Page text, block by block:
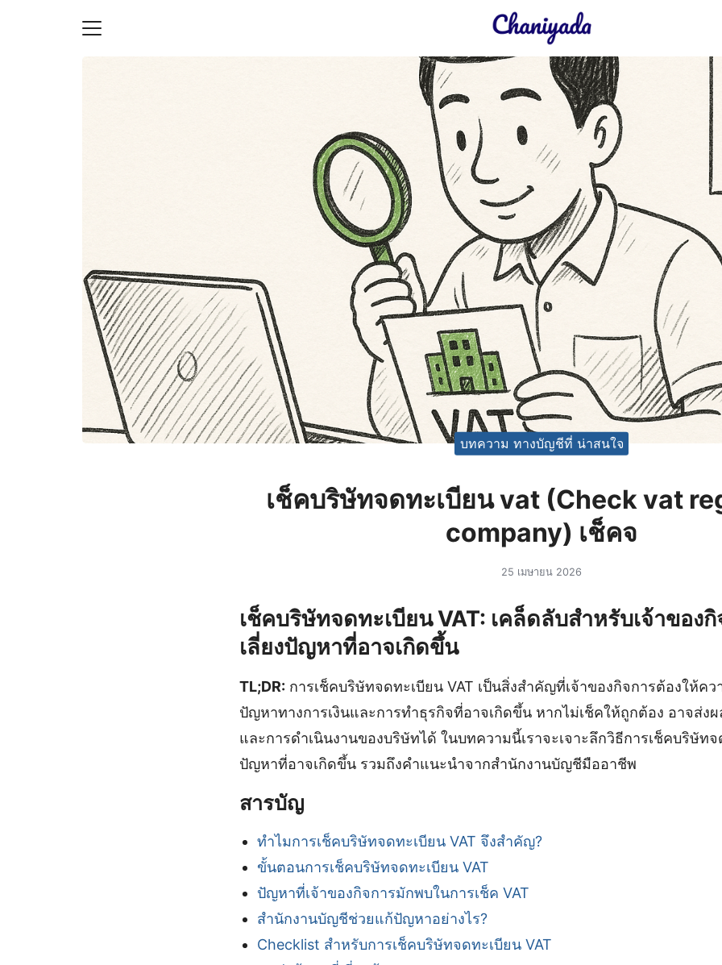
บทความ ทางบัญชีที่ น่าสนใจ
เช็คบริษัทจดทะเบียน vat (Check vat
company) เช็คจ
25 เมษายน 2026
เช็คบริษัทจดทะเบียน VAT: เคล็ดลับสำหรับเจ้าของ
เลี่ยงปัญหาที่อาจเกิดขึ้น
TL;DR: การเช็คบริษัทจดทะเบียน VAT เป็นสิ่งสำคัญที่เจ้าของกิจการต้องให้ค
ปัญหาทางการเงินและการทำธุรกิจที่อาจเกิดขึ้น หากไม่เช็คให้ถูกต้อง อาจส่ง
และการดำเนินงานของบริษัทได้ ในบทความนี้เราจะเจาะลึกวิธีการเช็คบริษัทจ
ปัญหาที่อาจเกิดขึ้น รวมถึงคำแนะนำจากสำนักงานบัญชีมืออาชีพ
สารบัญ
ทำไมการเช็คบริษัทจดทะเบียน VAT จึงสำคัญ?
ขั้นตอนการเช็คบริษัทจดทะเบียน VAT
ปัญหาที่เจ้าของกิจการมักพบในการเช็ค VAT
สำนักงานบัญชีช่วยแก้ปัญหาอย่างไร?
Checklist สำหรับการเช็คบริษัทจดทะเบียน VAT